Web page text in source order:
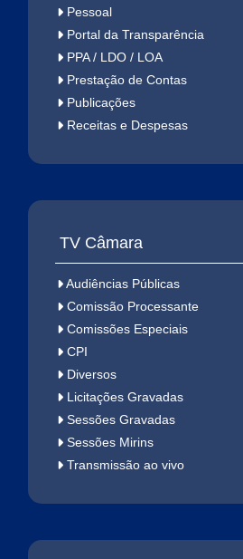
Pessoal
Portal da Transparência
PPA / LDO / LOA
Prestação de Contas
Publicações
Receitas e Despesas
TV Câmara
Audiências Públicas
Comissão Processante
Comissões Especiais
CPI
Diversos
Licitações Gravadas
Sessões Gravadas
Sessões Mirins
Transmissão ao vivo